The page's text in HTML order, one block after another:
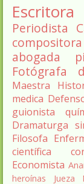
Escritora
Periodista
compositora
abogada
Fotógrafa
Maestra
medica
guionista
Dramaturga
Filosofa
científica
Economista
heroínas
Jueza